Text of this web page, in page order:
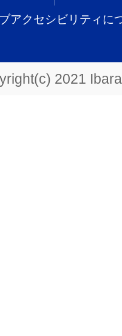
アクセシビリティに
2021